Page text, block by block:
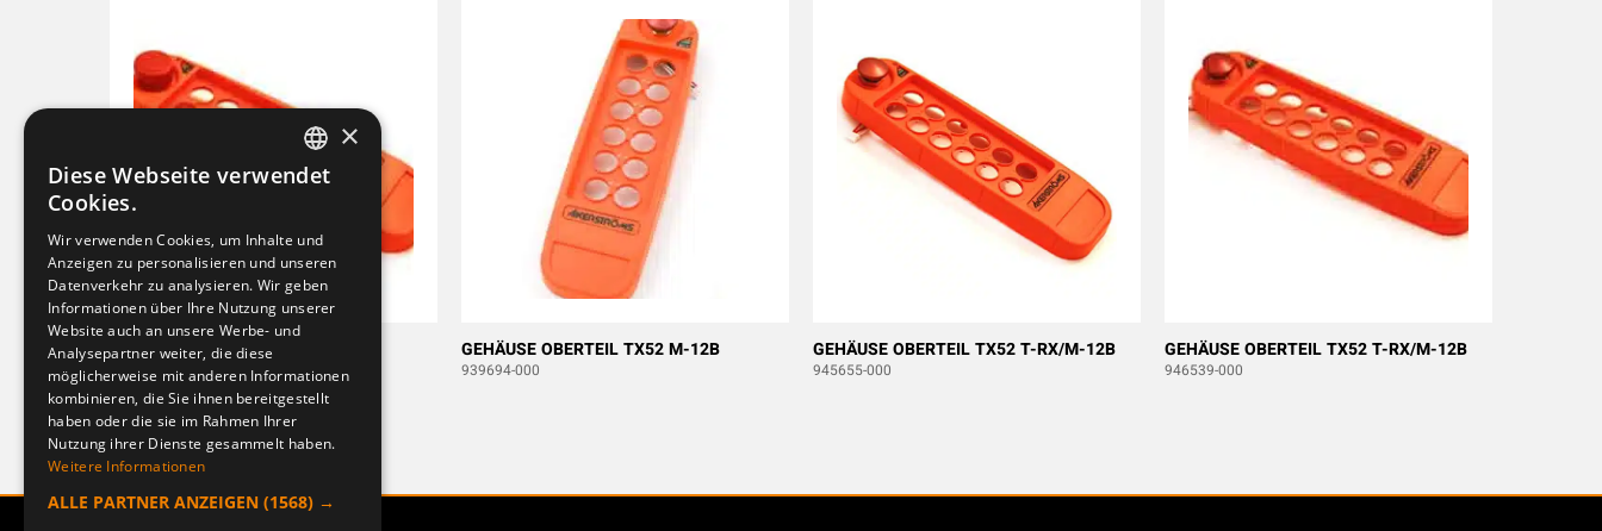
GEHÄUSE OBERTEIL TX52 FSK12
947081-000
GEHÄUSE OBERTEIL TX52 M-12B
939694-000
GEHÄUSE OBERTEIL TX52 T-RX/M-12B
945655-000
GEHÄUSE OBERTEIL TX52 T-RX/M-12B
946539-000
SWEDISH
DEUTSCH
×
Diese Webseite verwendet
Cookies.
Wir verwenden Cookies, um Inhalte und
Anzeigen zu personalisieren und unseren
Datenverkehr zu analysieren. Wir geben
Informationen über Ihre Nutzung unserer
Website auch an unsere Werbe- und
Analysepartner weiter, die diese
möglicherweise mit anderen Informationen
kombinieren, die Sie ihnen bereitgestellt
haben oder die sie im Rahmen Ihrer
Nutzung ihrer Dienste gesammelt haben.
Weitere Informationen
ALLE PARTNER ANZEIGEN (1568) →